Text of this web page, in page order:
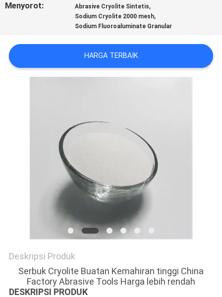
KASUS-
MINTA
KUTIPAN
KEBIJAKAN
Menyorot: Abrasive Cryolite Sintetis,
Sodium Cryolite 2000 mesh,
Sodium Fluoroaluminate Granular
HARGA TERBAIK
Deskripsi Produk
Serbuk Cryolite Buatan Kemahiran tinggi China
Factory Abrasive Tools Harga lebih rendah
DESKRIPSI PRODUK